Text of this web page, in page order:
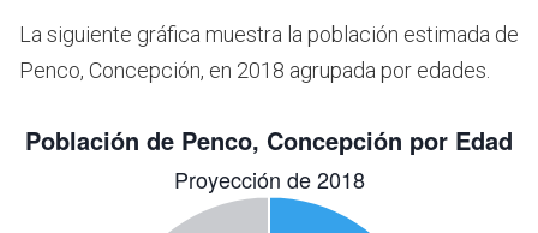
La siguiente gráfica muestra la población estimada de
Penco, Concepción, en 2018 agrupada por edades.